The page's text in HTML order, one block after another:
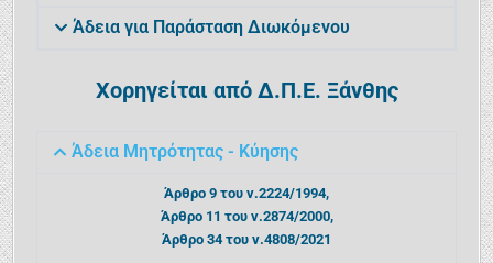
Άδεια για Παράσταση Διωκόμενου
Χορηγείται από Δ.Π.Ε. Ξάνθης
Άδεια Μητρότητας - Κύησης
Άρθρο 9 του ν.2224/1994,
Άρθρο 11 του ν.2874/2000,
Άρθρο 34 του ν.4808/2021